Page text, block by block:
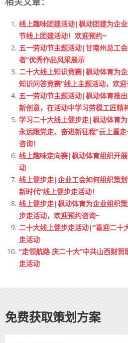
线上趣味团建活动|枫动团建为企
节线上团建活动！欢迎预约~
五一劳动节主题活动|甘南州总工
者”优秀作品风采展示
二十大线上知识竞赛|枫动体育为
知识问答竞赛”线上主题活动，欢
五一劳动节主题活动|枫动体育推
新创意，在活动中学习劳模工匠精神
学习二十大线上健步走|枫动体育为
永远跟党走、奋进新征程”云上重
咨询！
线上趣味定向赛|枫动体育组织开
动
线上健步走|企业工会如何组织策
新时代”线上健步走活动！
线上健步走|枫动体育为企业组织
步走活动，欢迎预约咨询~
二十大线上健步走活动|“喜迎二十
走活动
“走领航路 庆二十大”中共山西财
走活动
免费获取策划方案